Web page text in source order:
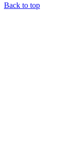
Back to top